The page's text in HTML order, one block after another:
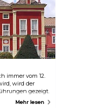
immer vom 12.
wird der
gezeigt.
den ersten
Mehr lesen